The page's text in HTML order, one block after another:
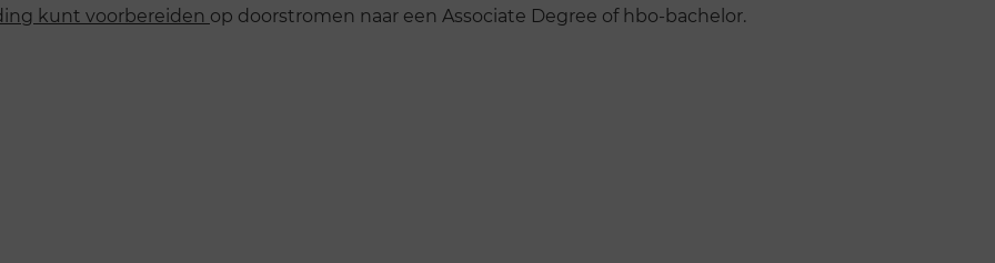
kunt voorbereiden op doorstromen naar een Associate Degree of hbo-bachelor.